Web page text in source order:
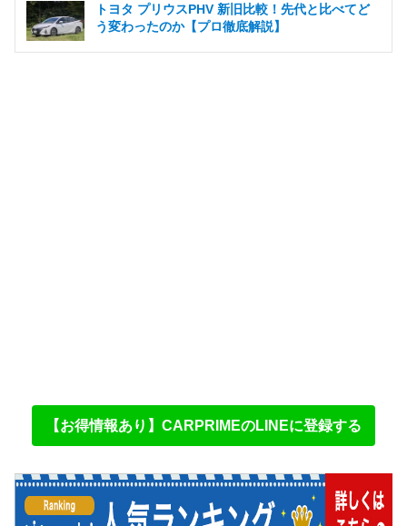
トヨタ プリウスPHV 新旧比較！先代と比べてど
う変わったのか【プロ徹底解説】
【お得情報あり】CARPRIMEのLINEに登録する